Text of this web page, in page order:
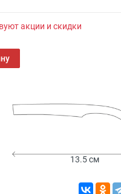
акции и скидки
13.5 см